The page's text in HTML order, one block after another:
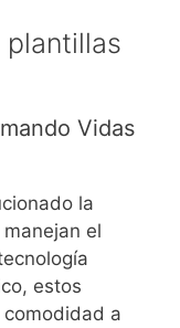
Vidas
la
el
estos
a